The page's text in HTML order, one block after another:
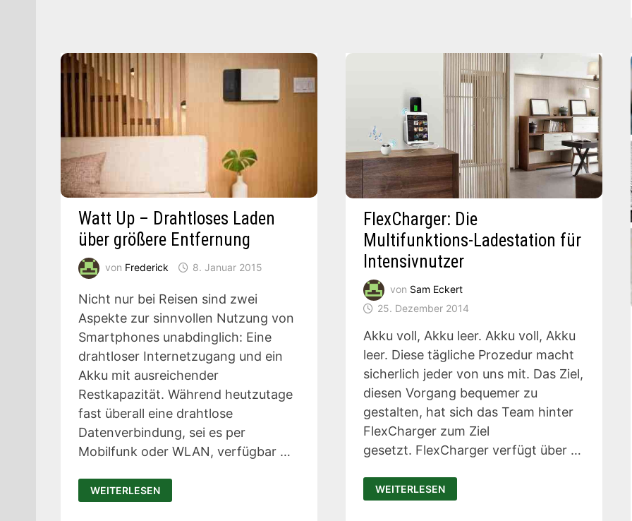
Watt Up – Drahtloses Laden
über größere Entfernung
von Frederick 8. Januar 2015
Nicht nur bei Reisen sind zwei
Aspekte zur sinnvollen Nutzung von
Smartphones unabdinglich: Eine
drahtloser Internetzugang und ein
Akku mit ausreichender
Restkapazität. Während heutzutage
fast überall eine drahtlose
Datenverbindung, sei es per
Mobilfunk oder WLAN, verfügbar …
WATT
UP
–
WEITERLESEN
FlexCharger: Die
Multifunktions-Ladestation für
Intensivnutzer
von Sam Eckert
25. Dezember 2014
Akku voll, Akku leer. Akku voll, Akku
leer. Diese tägliche Prozedur macht
sicherlich jeder von uns mit. Das Ziel,
diesen Vorgang bequemer zu
gestalten, hat sich das Team hinter
FlexCharger zum Ziel
gesetzt. FlexCharger verfügt über …
FLEXCHARGER:
DIE
MULTIFUNKTIONS-
WEITERLESEN